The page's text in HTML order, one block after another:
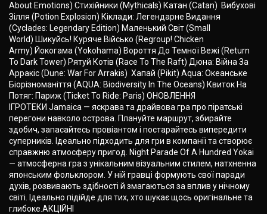
About Emotions) Стихійники (Mythicals) Катан (Catan) Вибухові
Зілля (Potion Explosion) Кіклади: Легендарне Видання
(Cyclades: Legendary Edition) Маленький Світ (Small
World) Шикуйсь! Куряче Військо (Regroup! Chicken
Army) Йокогама (Yokohama) Вороття До Темної Вежі (Return
To Dark Tower) Рятуй Котів (Race To The Raft) Дюна: Війна За
Арракіс (Dune: War For Arrakis) Хапай (Pikit) Aqua: Океанське
Біорізноманіття (AQUA: Biodiversity In The Oceans) Квиток На
Потяг: Париж (Ticket To Ride: Paris) ОНОВЛЕННЯ
ІГРОТЕКИ Jamaica — яскрава та драйвова гра про піратські
перегони навколо острова. Плануйте маршрут, збирайте
здобич, запасайтесь провіантом і постарайтесь випередити
суперників. Ідеально підходить для гри в компанії та створює
справжню атмосферу пригод. Night Parade Of A Hundred Yokai
— атмосферна гра з унікальним візуальним стилем, натхненна
японським фольклором. У ній гравці формують свої паради
духів, розвивають здібності й змагаються за вплив у нічному
світі. Ідеально підійде для тих, хто шукає щось оригінальне та
глибоке.АКЦІЙНІ